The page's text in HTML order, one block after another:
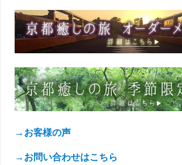
→お客様の声
→お問い合わせはこちら